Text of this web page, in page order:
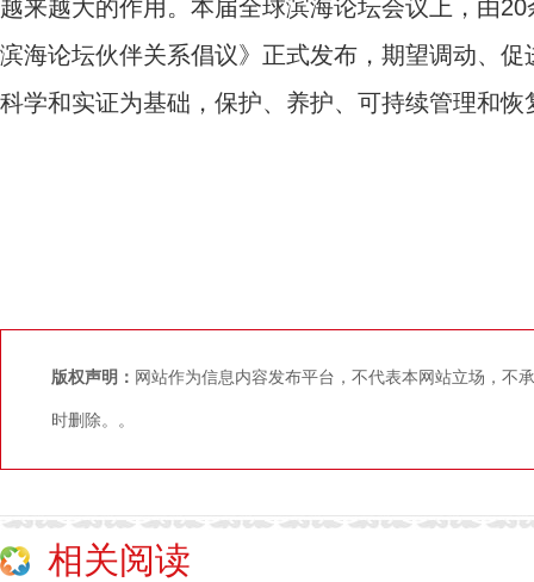
越来越大的作用。本届全球滨海论坛会议上，由
滨海论坛伙伴关系倡议》正式发布，期望调动、
科学和实证为基础，保护、养护、可持续管理和
版权声明： 网站作为信息内容发布平台，不代表本网站立场，不
时删除。。
相关阅读